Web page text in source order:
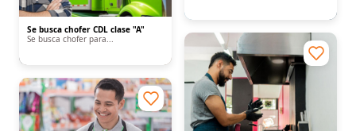
Se busca chofer CDL clase "A"
Se busca chofer para...